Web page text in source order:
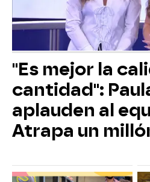
"Es mejor la
cantidad":
aplauden al
Atrapa un